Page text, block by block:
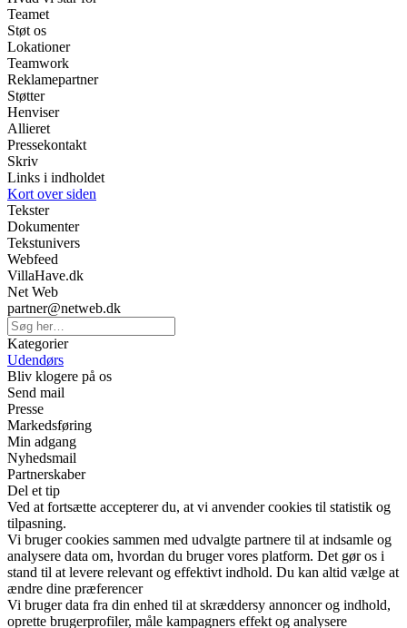
Teamet
Støt os
Lokationer
Teamwork
Reklamepartner
Støtter
Henviser
Allieret
Pressekontakt
Skriv
Links i indholdet
Kort over siden
Tekster
Dokumenter
Tekstunivers
Webfeed
VillaHave.dk
Net Web
partner@netweb.dk
Kategorier
Udendørs
Bliv klogere på os
Send mail
Presse
Markedsføring
Min adgang
Nyhedsmail
Partnerskaber
Del et tip
Ved at fortsætte accepterer du, at vi anvender cookies til statistik og
tilpasning.
Vi bruger cookies sammen med udvalgte partnere til at indsamle og
analysere data om, hvordan du bruger vores platform. Det gør os i
stand til at levere relevant og effektivt indhold. Du kan altid vælge at
ændre dine præferencer
Vi bruger data fra din enhed til at skræddersy annoncer og indhold,
oprette brugerprofiler, måle kampagners effekt og analysere